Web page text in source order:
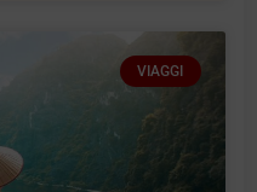
VIAGGI